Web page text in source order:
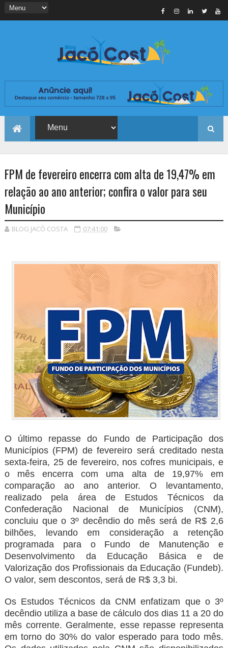
FPM de fevereiro encerra com alta de 19,47% em
relação ao ano anterior; confira o valor para seu
Município
BLOG JACÓ COSTA 07:41:00
O último repasse do Fundo de Participação dos
Municípios (FPM) de fevereiro será creditado nesta
sexta-feira, 25 de fevereiro, nos cofres municipais, e
o mês encerra com uma alta de 19,97% em
comparação ao ano anterior. O levantamento,
realizado pela área de Estudos Técnicos da
Confederação Nacional de Municípios (CNM),
concluiu que o 3º decêndio do mês será de R$ 2,6
bilhões, levando em consideração a retenção
programada para o Fundo de Manutenção e
Desenvolvimento da Educação Básica e de
Valorização dos Profissionais da Educação (Fundeb).
O valor, sem descontos, será de R$ 3,3 bi.
Os Estudos Técnicos da CNM enfatizam que o 3º
decêndio utiliza a base de cálculo dos dias 11 a 20 do
mês corrente. Geralmente, esse repasse representa
em torno do 30% do valor esperado para todo mês.